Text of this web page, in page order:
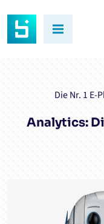
Die Nr. 1
Analytics: